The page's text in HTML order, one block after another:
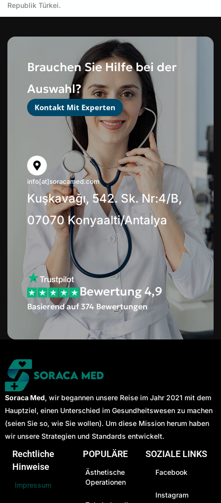
Republik Türkei.
Brauchen Sie Hilfe bei der
Auswahl?
Kontakt Mit Experten
info[at]soracamed.com
Kuşkavağı, 542. Sk. Nr:4/B,
07070 Konyaalti/Antalya
Bewertung 4,9
Basierend auf 374 Bewertungen
Soraca Med, wir begannen unsere Reise im Jahr 2021 mit dem
Hauptziel, einen Unterschied im Gesundheitswesen zu machen
(seien Sie so, wie Sie wollen). Um diese Mission herum haben
wir unsere Strategien und Standards entwickelt.
Rechtliche
Hinweise
Impressum
POPULÄRE
Ästhetische
Operationen
SOZIALE LINKS
Facebook
Instagram